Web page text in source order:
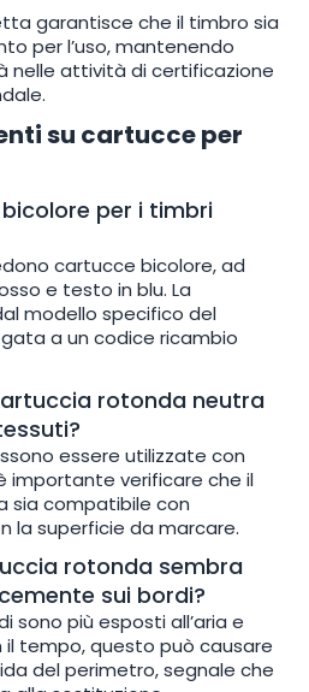
garantisce che il timbro sia
per l’uso, mantenendo
nelle attività di certificazione
su cartucce per
per i timbri
cartucce bicolore, ad
e testo in blu. La
modello specifico del
a un codice ricambio
rotonda neutra
essere utilizzate con
importante verificare che il
sia compatibile con
la superficie da marcare.
rotonda sembra
sui bordi?
sono più esposti all’aria e
tempo, questo può causare
del perimetro, segnale che